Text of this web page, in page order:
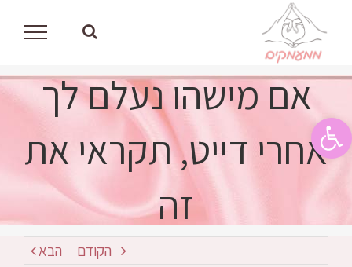
פתח סרגל נגישות
לתוכן
אם מישהו נעלם לך
אחרי דייט, תקראי את
זה
הקודם הבא